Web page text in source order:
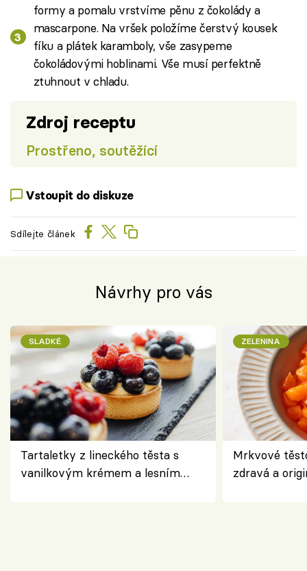
formy a pomalu vrstvíme pěnu z čokolády a
mascarpone. Na vršek položíme čerstvý kousek
fíku a plátek karamboly, vše zasypeme
čokoládovými hoblinami. Vše musí perfektně
ztuhnout v chladu.
Zdroj receptu
Prostřeno, soutěžící
Vstoupit do diskuze
Sdílejte článek
Návrhy pro vás
SLADKÉ
Tartaletky z lineckého těsta s
vanilkovým krémem a lesním
ZELENINA
Mrkvové
zdravá a